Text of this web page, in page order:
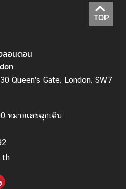
TOP
ลอนดอน
Queen's Gate, London, SW7
หมายเลขฉุกเฉิน